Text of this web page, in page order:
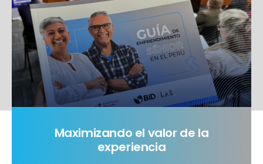
Maximizando el valor de la
experiencia